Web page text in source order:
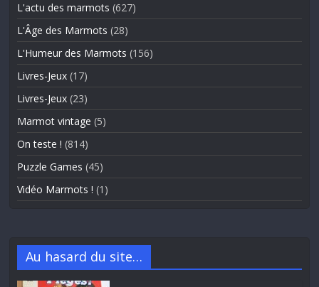
L'actu des marmots (627)
L'Âge des Marmots (28)
L'Humeur des Marmots (156)
Livres-Jeux (17)
Livres-Jeux (23)
Marmot vintage (5)
On teste ! (814)
Puzzle Games (45)
Vidéo Marmots ! (1)
Au hasard du site…